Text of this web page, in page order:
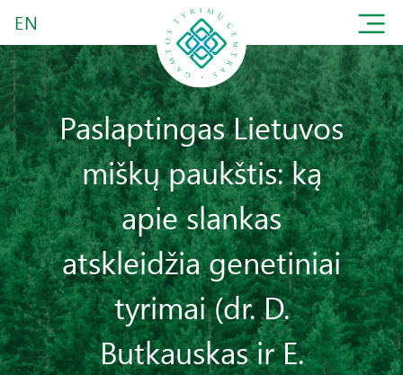
EN
Paslaptingas Lietuvos
miškų paukštis: ką
apie slankas
atskleidžia genetiniai
tyrimai (dr. D.
Butkauskas ir E.